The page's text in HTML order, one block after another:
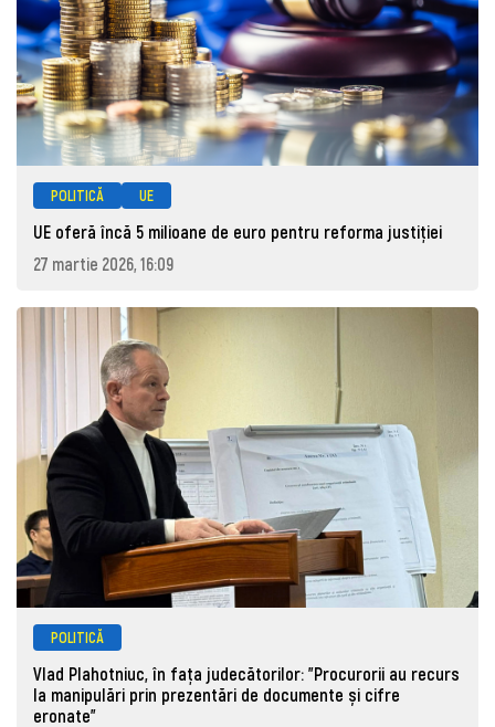
POLITICĂ UE
UE oferă încă 5 milioane de euro pentru reforma justiției
27 martie 2026, 16:09
POLITICĂ
Vlad Plahotniuc, în fața judecătorilor: "Procurorii au recurs
la manipulări prin prezentări de documente și cifre
eronate"